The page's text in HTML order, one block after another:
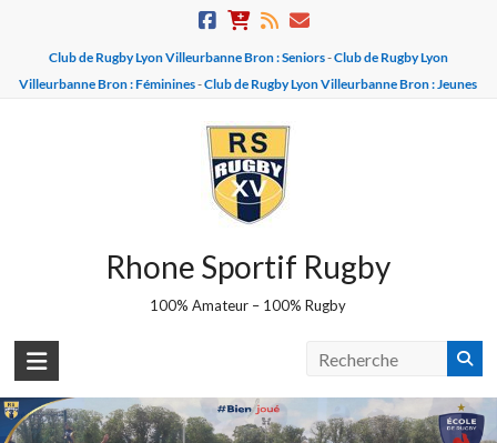
content
Club de Rugby Lyon Villeurbanne Bron : Seniors-Club de Rugby Lyon
Villeurbanne Bron : Féminines-Club de Rugby Lyon Villeurbanne Bron : Jeunes
Rhone Sportif Rugby
100% Amateur – 100% Rugby